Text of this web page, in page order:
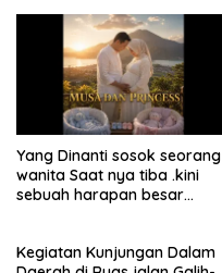
demi mewujudkan
pembangunan yang
berkelanjutan. Dirgahayu
Kabupaten Pati ke-703.
Salam sedulur Pati Selawase.
Facebook
Yang Dinanti sosok seorang
wanita Saat nya tiba .kini
sebuah harapan besar
menciptakan lagu Untuk si
Kegiatan Kunjungan Dalam